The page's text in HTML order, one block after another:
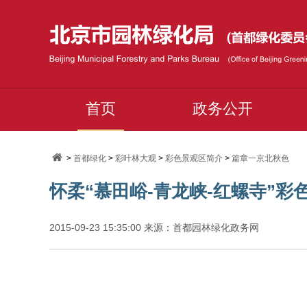
首页 政务公开
>首都绿化 >彩叶林大观 >彩色景观区简介 >篇章一京北秋色
怀柔“慕田峪-青龙峡-红螺寺”彩
2015-09-23 15:35:00 来源：首都园林绿化政务网